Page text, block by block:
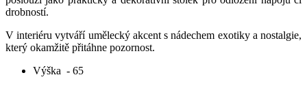
drobností.
V interiéru vytváří umělecký akcent s nádechem exotiky a nostalgie,
který okamžitě přitáhne pozornost.
Výška - 65